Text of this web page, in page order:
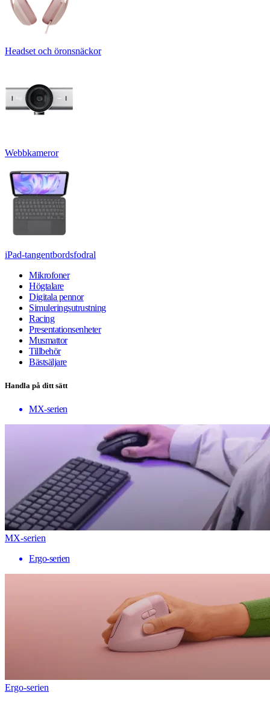
Headset och öronsnäckor
Webbkameror
iPad-tangentbordsfodral
Mikrofoner
Högtalare
Digitala pennor
Simuleringsutrustning
Racing
Presentationsenheter
Musmattor
Tillbehör
Bästsäljare
Handla på ditt sätt
MX-serien
MX-serien
Ergo-serien
Ergo-serien